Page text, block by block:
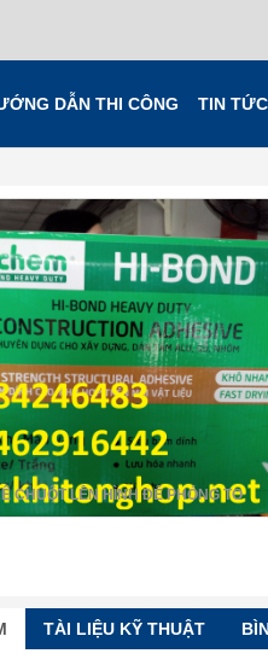
DẪN THI CÔNG TIN TỨC
CHUỘT LÊN HÌNH ĐỂ PHÓNG TO
TÀI LIỆU KỸ THUẬT